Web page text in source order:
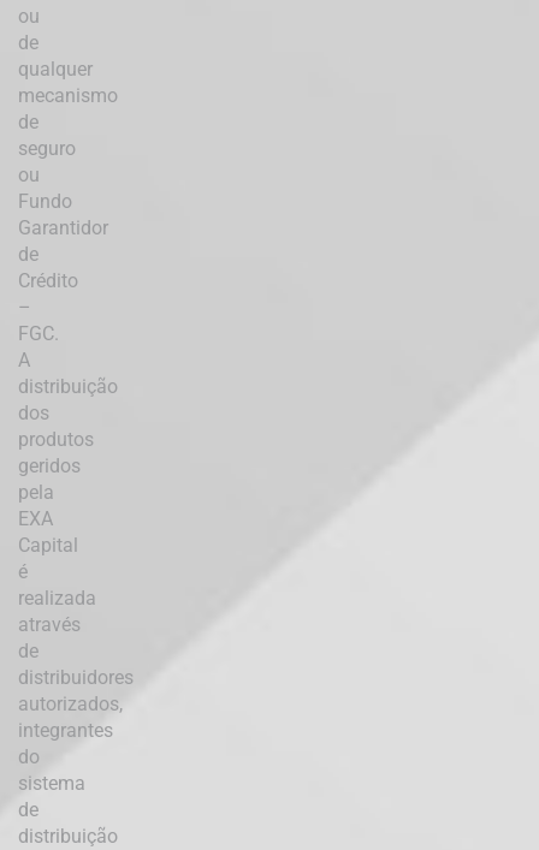
ou
de
qualquer
mecanismo
de
seguro
ou
Fundo
Garantidor
de
Crédito
–
FGC.
A
distribuição
dos
produtos
geridos
pela
EXA
Capital
é
realizada
através
de
distribuidores
autorizados,
integrantes
do
sistema
de
distribuição